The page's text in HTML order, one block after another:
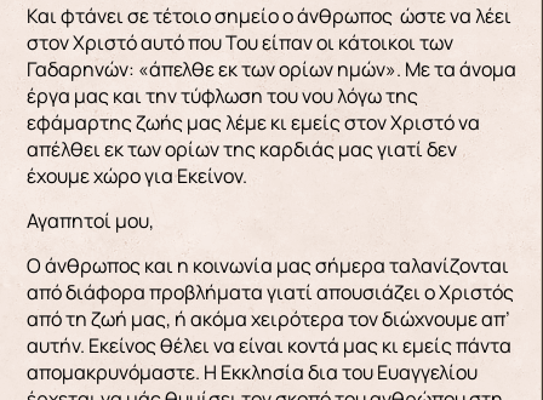
Και φτάνει σε τέτοιο σημείο ο άνθρωπος ώστε να λέει
στον Χριστό αυτό που Του είπαν οι κάτοικοι των
Γαδαρηνών: «άπελθε εκ των ορίων ημών». Με τα άνομα
έργα μας και την τύφλωση του νου λόγω της
εφάμαρτης ζωής μας λέμε κι εμείς στον Χριστό να
απέλθει εκ των ορίων της καρδιάς μας γιατί δεν
έχουμε χώρο για Εκείνον.
Αγαπητοί μου,
Ο άνθρωπος και η κοινωνία μας σήμερα ταλανίζονται
από διάφορα προβλήματα γιατί απουσιάζει ο Χριστός
από τη ζωή μας, ή ακόμα χειρότερα τον διώχνουμε απ’
αυτήν. Εκείνος θέλει να είναι κοντά μας κι εμείς πάντα
απομακρυνόμαστε. Η Εκκλησία δια του Ευαγγελίου